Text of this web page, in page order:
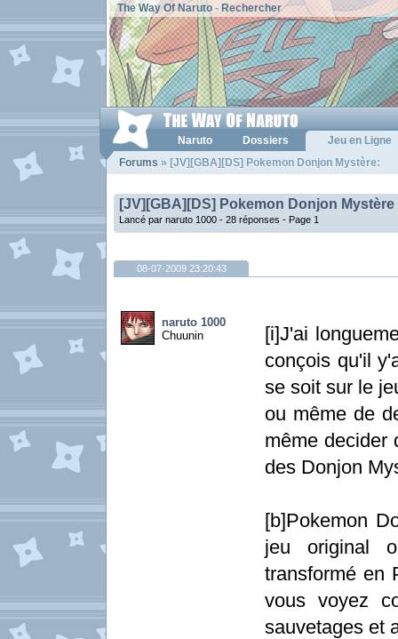
The Way Of Naruto- Rechercher
Naruto Dossiers
Jeu en Ligne
Forums » [JV][GBA][DS] Pokemon Donjon Mystère:
[JV][GBA][DS] Pokemon Donjon Mystère
Lancé par naruto 1000 - 28 réponses - Page 1
08-07-2009 23:20:43
naruto 1000
Chuunin
[i]J'ai
conçois qu'il
se soit sur le
ou même de
même decider
des Donjon
[b]Pokemon
jeu original
transformé en
vous voyez
sauvetages et